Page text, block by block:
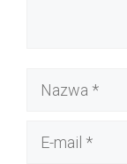
Nazwa